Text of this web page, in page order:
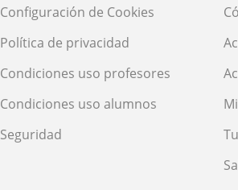
Configuración de Cookies
Política de privacidad
Condiciones uso profesores
Condiciones uso alumnos
Seguridad